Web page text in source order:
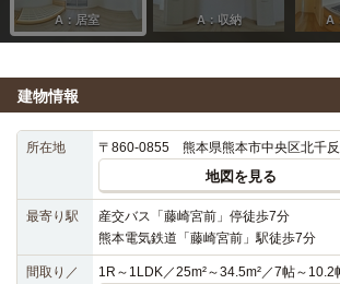
建物情報
所在地 〒860-0855 熊本県熊本市中央区北千反
地図を見る
最寄り駅
産交バス「藤崎宮前」停徒歩7分
熊本電気鉄道「藤崎宮前」駅徒歩7分
間取り／
1R～1LDK／25m²～34.5m²／7帖～10.2